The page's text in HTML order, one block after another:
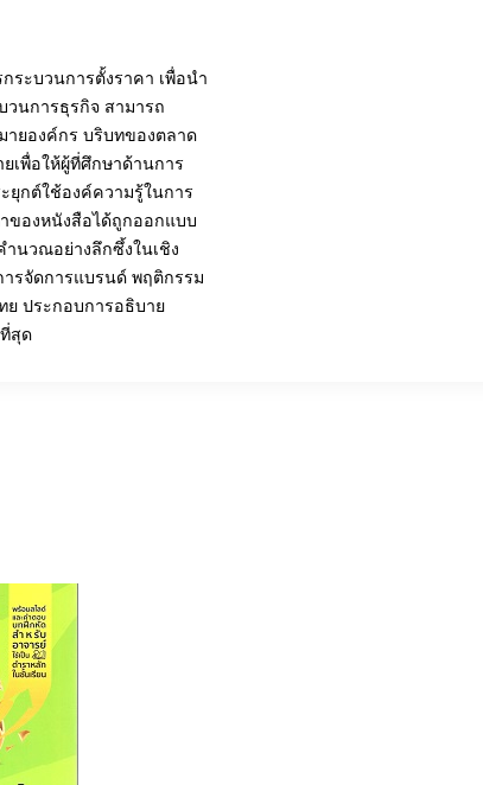
ระบวนการตั้งราคา เพื่อนำ
วนการธุรกิจ สามารถ
ายองค์กร บริบทของตลาด
เพื่อให้ผู้ที่ศึกษาด้านการ
ยุกต์ใช้องค์ความรู้ในการ
ของหนังสือได้ถูกออกแบบ
ำนวณอย่างลึกซึ้งในเชิง
รจัดการแบรนด์ พฤติกรรม
ย ประกอบการอธิบาย
สุด